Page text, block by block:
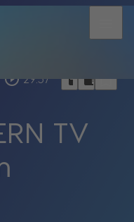
play_circle_outline 29:57 headphoneschrome_reader_modebookmark_border
TV